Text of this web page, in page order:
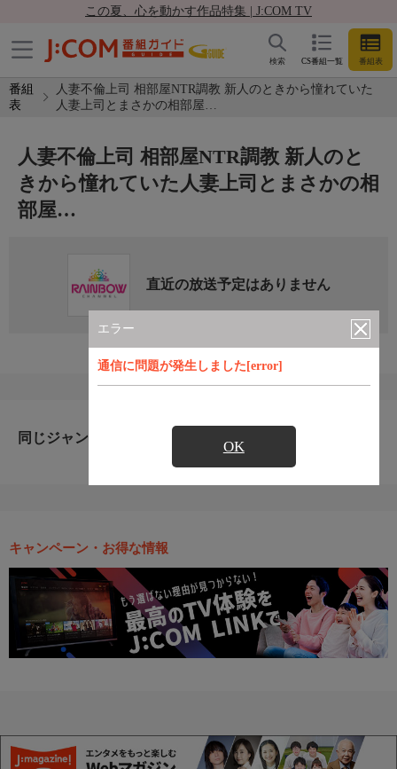
この夏、心を動かす作品特集 | J:COM TV
CS番組一覧 番組表
検索
番組
表
人妻不倫上司 相部屋NTR調教 新人のときから憧れていた
人妻上司とまさかの相部屋…
エラー
通信に問題が発生しました[error]
OK
人妻不倫上司 相部屋NTR調教 新人のと
きから憧れていた人妻上司とまさかの相
部屋…
直近の放送予定はありません
同じジャンルのおすすめ番組
キャンペーン・お得な情報